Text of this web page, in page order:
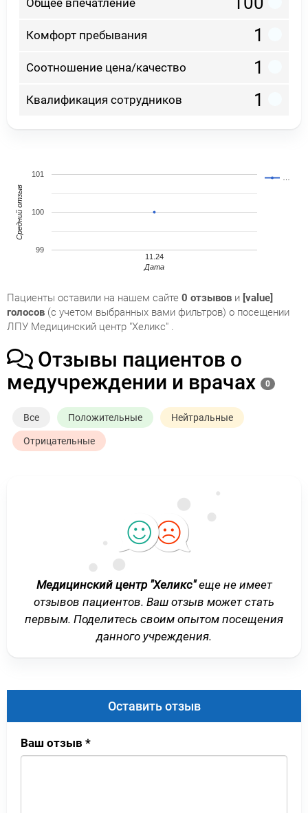
Комфорт пребывания 1
Соотношение цена/качество 1
Квалификация сотрудников 1
11.24
99
100
101
Дата
Средний отзыв
Пациенты оставили на нашем сайте 0 отзывов и [value]
голосов (с учетом выбранных вами фильтров) о посещении
ЛПУ Медицинский центр "Хеликс" .
Отзывы пациентов о
медучреждении и врачах
0
Все Положительные Нейтральные
Отрицательные
Медицинский центр "Хеликс"еще не имеет
отзывов пациентов. Ваш отзыв может стать
первым. Поделитесь своим опытом посещения
данного учреждения.
Оставить отзыв
Ваш отзыв *